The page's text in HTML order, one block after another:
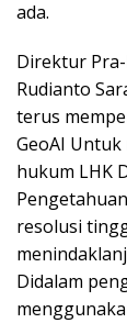
ada.
Direktur
Rudianto
terus
GeoAI
hukum LHK
resolusi
Didalam